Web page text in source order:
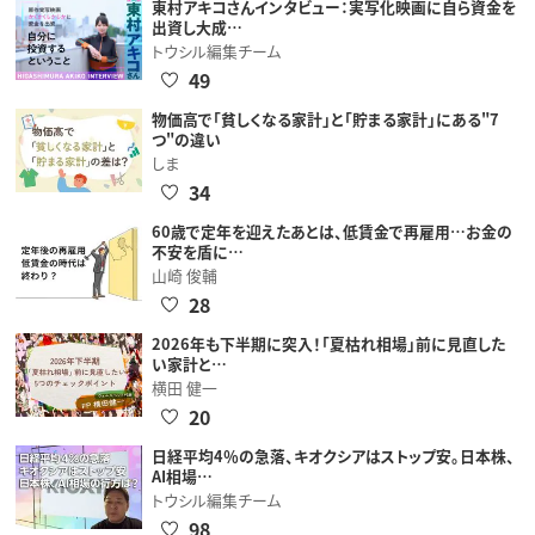
東村アキコさんインタビュー：実写化映画に自ら資金を
出資し大成…
トウシル編集チーム
49
物価高で「貧しくなる家計」と「貯まる家計」にある"7
つ"の違い
しま
34
60歳で定年を迎えたあとは、低賃金で再雇用…お金の
不安を盾に…
山崎 俊輔
28
2026年も下半期に突入！「夏枯れ相場」前に見直した
い家計と…
横田 健一
20
日経平均4％の急落、キオクシアはストップ安。日本株、
AI相場…
トウシル編集チーム
98